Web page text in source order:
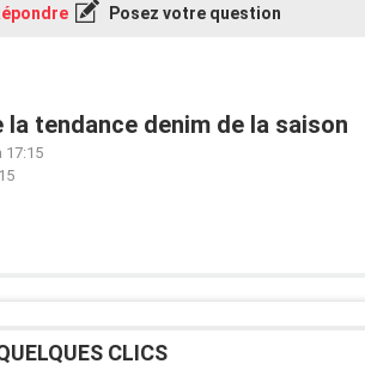
Posez votre question
tendance denim de la saison
17:15
CLICS